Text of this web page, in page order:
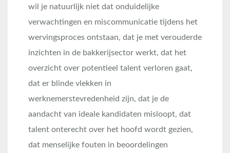
wil je natuurlijk niet dat onduidelijke
verwachtingen en miscommunicatie tijdens het
wervingsproces ontstaan, dat je met verouderde
inzichten in de bakkerijsector werkt, dat het
overzicht over potentieel talent verloren gaat,
dat er blinde vlekken in
werknemerstevredenheid zijn, dat je de
aandacht van ideale kandidaten misloopt, dat
talent onterecht over het hoofd wordt gezien,
dat menselijke fouten in beoordelingen